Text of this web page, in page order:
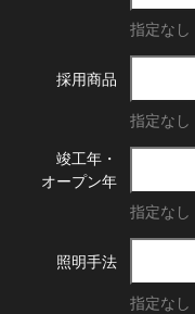
指定なし
採用商品
指定なし
竣工年・
オープン年
指定なし
照明手法
指定なし